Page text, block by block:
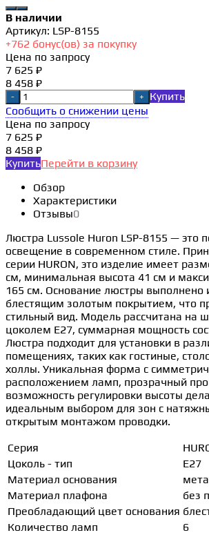
В наличии
Артикул: LSP-8155
+762 бонус(ов) за покупку
Цена по запросу
7 625 ₽
8 458 ₽
- +
Купить
Сообщить о снижении цены
Цена по запросу
7 625 ₽
8 458 ₽
КупитьПерейти в корзину
Обзор
Характеристики
Отзывы0
Люстра Lussole Huron LSP-8155 — это
освещение в современном стиле.
серии HURON, это изделие имеет
см, минимальная высота 41 см и
165 см. Основание люстры выполнено
блестящим золотым покрытием, что
стильный вид. Модель рассчитана на
цоколем E27, суммарная мощность
Люстра подходит для установки в
помещениях, таких как гостиные,
холлы. Уникальная форма с
расположением ламп, прозрачный
возможность регулировки высоты
идеальным выбором для зон с
открытым монтажом проводки.
Серия
Цоколь - тип
E27
Материал основания
Материал плафона
без
Преобладающий цвет основания
Количество ламп
6